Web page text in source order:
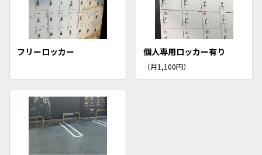
フリーロッカー 個人専用ロッカー有り
（月1,100円）